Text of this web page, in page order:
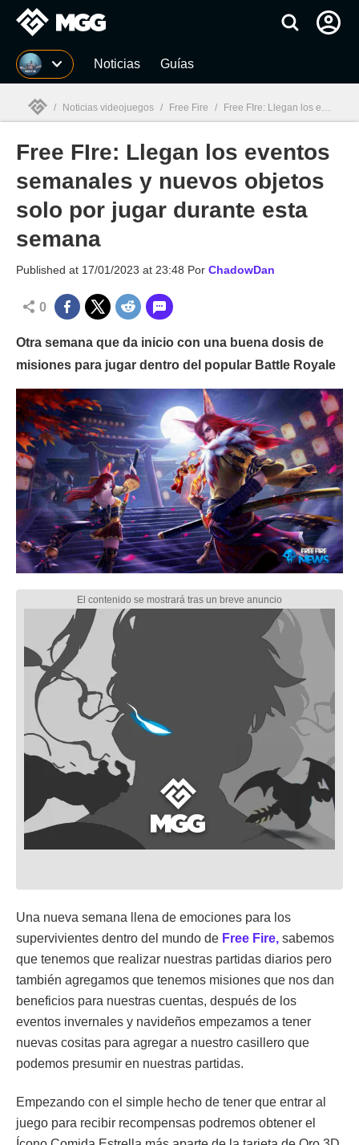
MGG Noticias Guías
MGG
/ Noticias videojuegos / Free Fire / Free FIre: Llegan los eventos semanales y nuevos objetos solo por jugar durante esta semana
Free FIre: Llegan los eventos
semanales y nuevos objetos
solo por jugar durante esta
semana
Published at 17/01/2023 at 23:48 Por ChadowDan
0
Otra semana que da inicio con una buena dosis de
misiones para jugar dentro del popular Battle Royale
Una nueva semana llena de emociones para los
supervivientes dentro del mundo de Free Fire, sabemos
que tenemos que realizar nuestras partidas diarios pero
también agregamos que tenemos misiones que nos dan
beneficios para nuestras cuentas, después de los
eventos invernales y navideños empezamos a tener
nuevas cositas para agregar a nuestro casillero que
podemos presumir en nuestras partidas.
Empezando con el simple hecho de tener que entrar al
juego para recibir recompensas podremos obtener el